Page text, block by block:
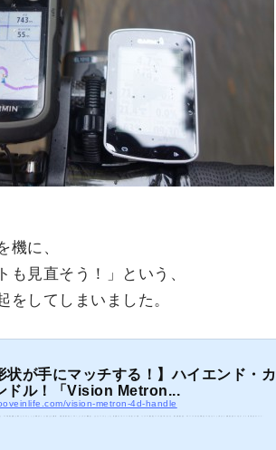
機に、
も見直そう！」という、
をしてしまいました。
状が手にマッチする！】ハイエンド・カ
ドル！「Vision Metron...
vision-metron-4d-handle